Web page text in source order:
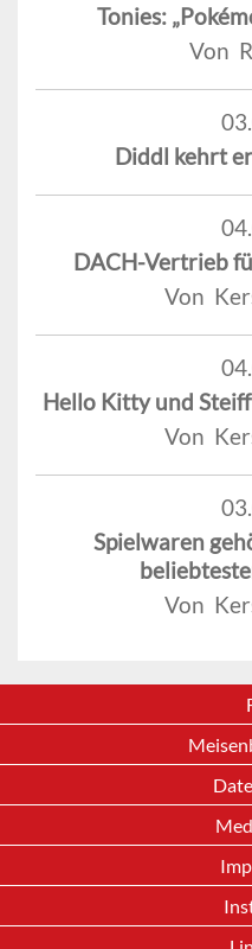
Tonies:
Von
Diddl kehrt
DACH-Vertrieb
Von
Hello Kitty und
Von
Spielwaren
Von